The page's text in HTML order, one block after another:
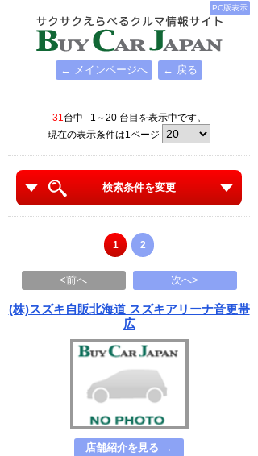
PC版表示
← メインページへ ← 戻る
31台中 1～20 台目を表示中です。
現在の表示条件は1ページ
検索条件を変更
1 2
<前へ 次へ>
(株)スズキ自販北海道 スズキアリーナ音更帯
広
店舗紹介を見る →